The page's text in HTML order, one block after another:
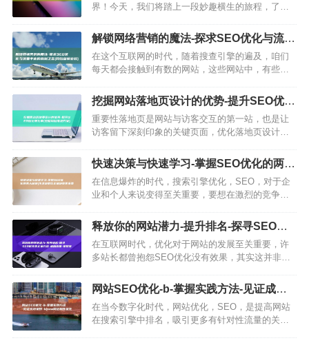
界！今天，我们将踏上一段妙趣横生的旅程，了解
化，搜索引擎的导航员SEO的全称是搜索引擎优
化，这意味着我们需要讨好…
解锁网络营销的魔法-探求SEO优化与流量
平衡的奥秘之匙 (网络营销密码)
在这个互联网的时代，随着搜查引擎的遍及，咱们
每天都会接触到有数的网站，这些网站中，有些是
战略，成为了互联网的佼佼者，那么，这些大型网
站的SEO优化技术和流量…
挖掘网站落地页设计的优势-提升SEO优化
转化率 (挖掘网站落地方案)
重要性落地页是网站与访客交互的第一站，也是让
访客留下深刻印象的关键页面，优化落地页设计是
描述使用简洁、有力的语言描述页面内容包含关键
词，以提高搜索引擎优化，…
快速决策与快速学习-掌握SEO优化的两大
秘诀 (快速决策比正确决策更重要)
在信息爆炸的时代，搜索引擎优化，SEO，对于企
业和个人来说变得至关重要，要想在激烈的竞争中
学习，快速决策能力SEO优化是一个动态变化的过
程，搜索引擎的算法不…
释放你的网站潜力-提升排名-探寻SEO优
化的正确方法-增加流量-掌握策略 (释放你
的网站英文)
在互联网时代，优化对于网站的发展至关重要，许
多站长都曾抱怨SEO优化没有效果，其实这并非优
为你提供一些实用的指导建议，助你找到最适合你
的SEO优化方法，一、…
网站SEO优化-b-掌握实践方法-见证成功
案例-b (seo网站制作优化)
在当今数字化时代，网站优化，SEO，是提高网站
在搜索引擎中排名，吸引更多有针对性流量的关键